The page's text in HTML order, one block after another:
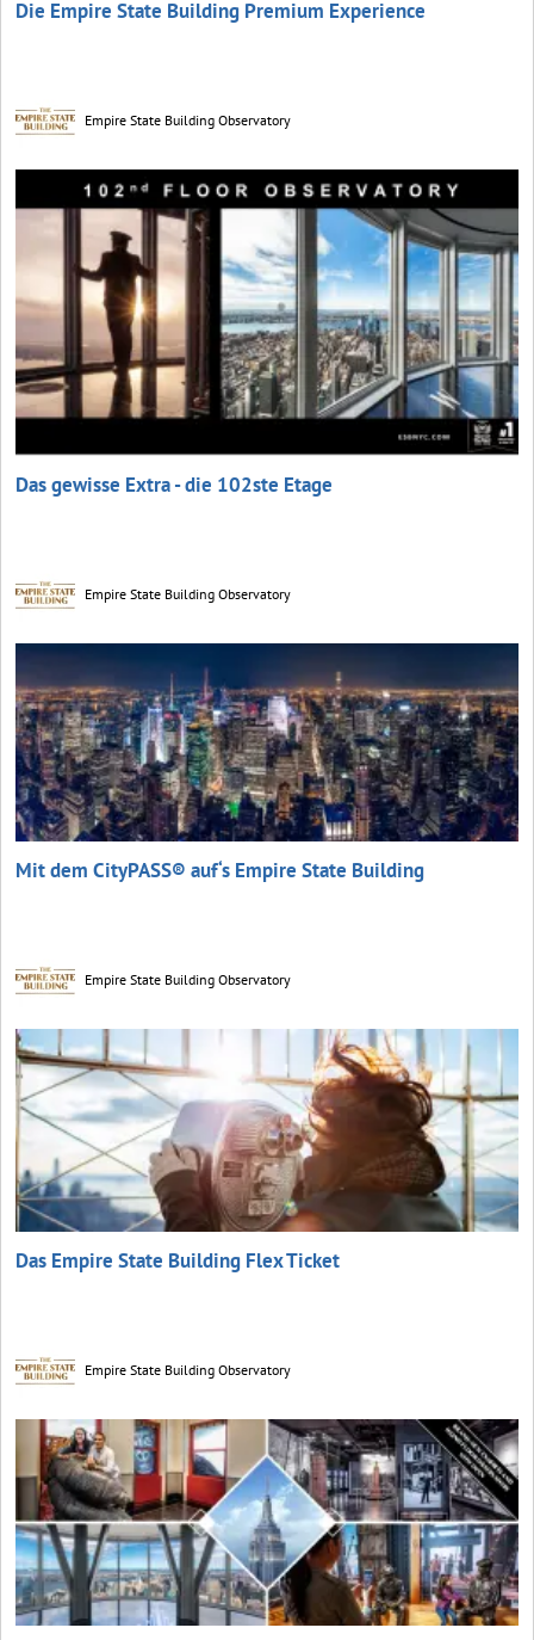
Die Empire State Building Premium Experience
Empire State Building Observatory
Das gewisse Extra - die 102ste Etage
Empire State Building Observatory
Mit dem CityPASS® auf‘s Empire State Building
Empire State Building Observatory
Das Empire State Building Flex Ticket
Empire State Building Observatory